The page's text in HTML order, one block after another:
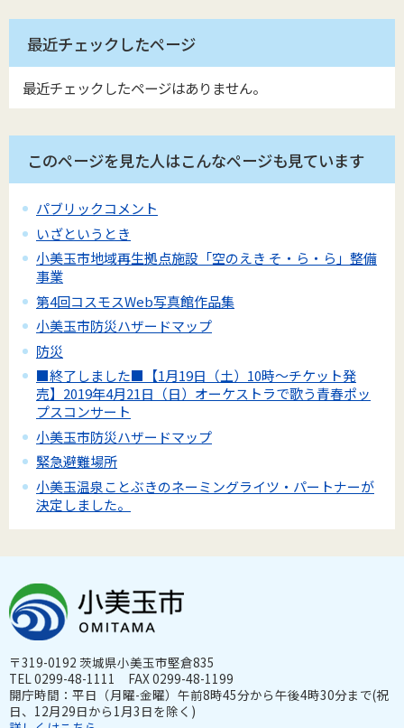
最近チェックしたページ
最近チェックしたページはありません。
このページを見た人はこんなページも見ています
パブリックコメント
いざというとき
小美玉市地域再生拠点施設「空のえき そ・ら・ら」整備
事業
第4回コスモスWeb写真館作品集
小美玉市防災ハザードマップ
防災
■終了しました■【1月19日（土）10時～チケット発
売】2019年4月21日（日）オーケストラで歌う青春ポッ
プスコンサート
小美玉市防災ハザードマップ
緊急避難場所
小美玉温泉ことぶきのネーミングライツ・パートナーが
決定しました。
〒319-0192 茨城県小美玉市堅倉835
TEL 0299-48-1111 FAX 0299-48-1199
開庁時間：平日（月曜-金曜）午前8時45分から午後4時30分まで(祝
日、12月29日から1月3日を除く)